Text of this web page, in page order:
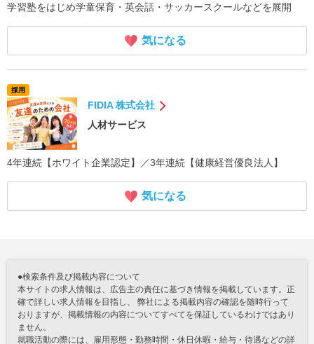
学習塾をはじめ学童保育・英会話・サッカースクールなどを展開
気になる
採用
FIDIA 株式会社
人材サービス
4年連続【ホワイト企業認定】／3年連続【健康経営優良法人】
気になる
●検索条件及び掲載内容について
本サイトの求人情報は、広告主の責任に基づき情報を掲載しています。正
確で詳しい求人情報を目指し、 弊社による掲載内容の確認を随時行って
おりますが、掲載情報の内容についてすべてを保証しているわけではあり
ません。
就職活動の際には、雇用形態・勤務時間・休日休暇・給与・待遇などの詳